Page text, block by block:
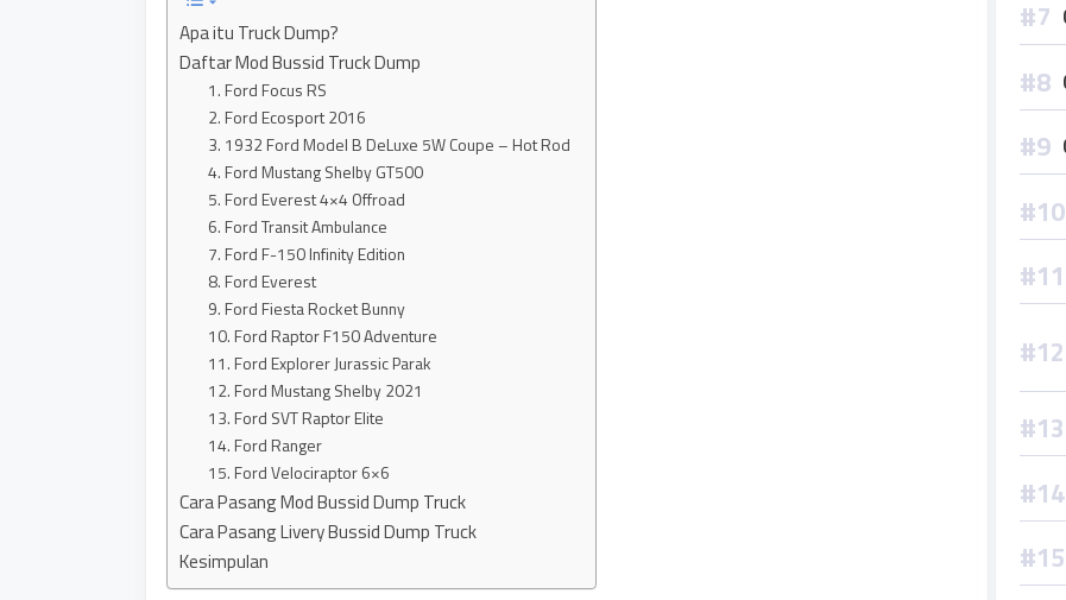
Apa itu Truck Dump?
Daftar Mod Bussid Truck Dump
1. Ford Focus RS
2. Ford Ecosport 2016
3. 1932 Ford Model B DeLuxe 5W Coupe – Hot Rod
4. Ford Mustang Shelby GT500
5. Ford Everest 4×4 Offroad
6. Ford Transit Ambulance
7. Ford F-150 Infinity Edition
8. Ford Everest
9. Ford Fiesta Rocket Bunny
10. Ford Raptor F150 Adventure
11. Ford Explorer Jurassic Parak
12. Ford Mustang Shelby 2021
13. Ford SVT Raptor Elite
14. Ford Ranger
15. Ford Velociraptor 6×6
Cara Pasang Mod Bussid Dump Truck
Cara Pasang Livery Bussid Dump Truck
Kesimpulan